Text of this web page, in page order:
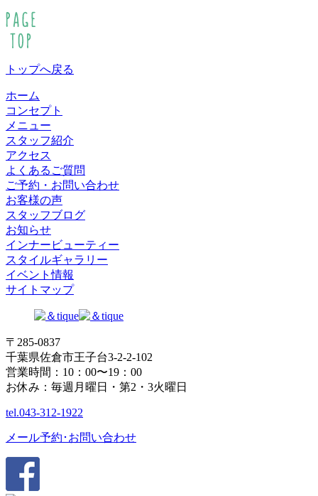
トップへ戻る
ホーム
コンセプト
メニュー
スタッフ紹介
アクセス
よくあるご質問
ご予約・お問い合わせ
お客様の声
スタッフブログ
お知らせ
インナービューティー
スタイルギャラリー
イベント情報
サイトマップ
〒285-0837
千葉県佐倉市王子台3-2-2-102
営業時間：10：00〜19：00
お休み：毎週月曜日・第2・3火曜日
tel.043-312-1922
メール予約･お問い合わせ